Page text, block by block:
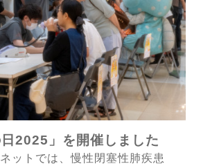
2025 」を開催しました
ットでは、慢性閉塞性肺疾患